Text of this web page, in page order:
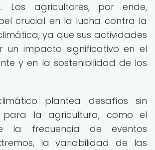
Los agricultores, por ende,
crucial en la lucha contra la
ya que sus actividades
un impacto significativo en el
y en la sostenibilidad de los
plantea desafíos sin
para la agricultura, como el
la frecuencia de eventos
la variabilidad de las